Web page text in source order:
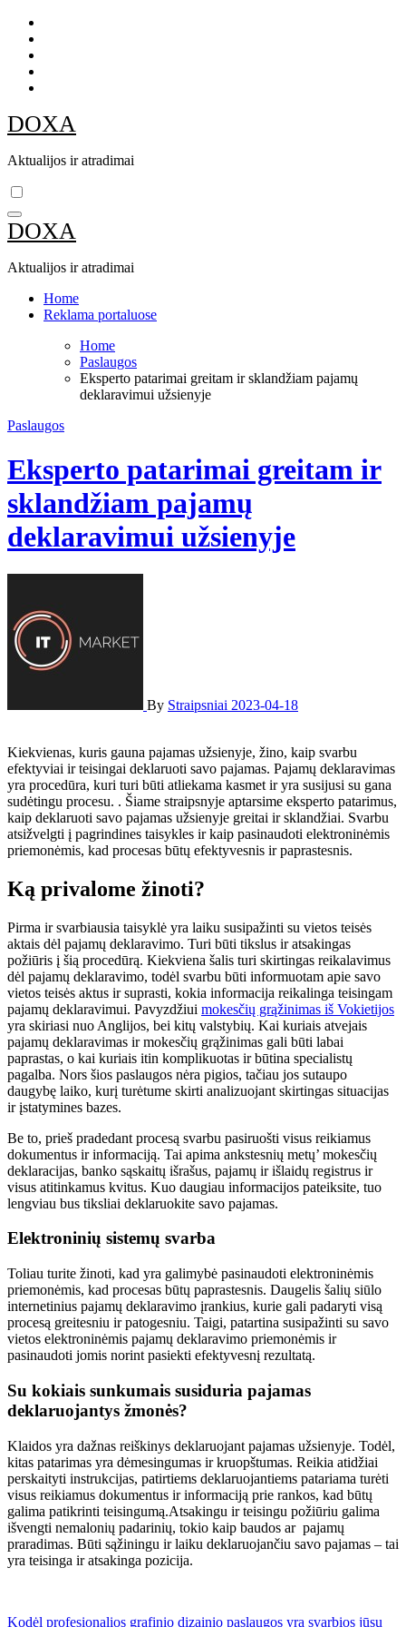
Skip
content
DOXA
Aktualijos ir atradimai
DOXA
Aktualijos ir atradimai
Home
Reklama portaluose
Home
Paslaugos
Eksperto patarimai greitam ir sklandžiam pajamų
deklaravimui užsienyje
Paslaugos
Eksperto patarimai greitam ir
sklandžiam pajamų
deklaravimui užsienyje
By Straipsniai 2023-04-18
Kiekvienas, kuris gauna pajamas užsienyje, žino, kaip svarbu
efektyviai ir teisingai deklaruoti savo pajamas. Pajamų deklaravimas
yra procedūra, kuri turi būti atliekama kasmet ir yra susijusi su gana
sudėtingu procesu. . Šiame straipsnyje aptarsime eksperto patarimus,
kaip deklaruoti savo pajamas užsienyje greitai ir sklandžiai. Svarbu
atsižvelgti į pagrindines taisykles ir kaip pasinaudoti elektroninėmis
priemonėmis, kad procesas būtų efektyvesnis ir paprastesnis.
Ką privalome žinoti?
Pirma ir svarbiausia taisyklė yra laiku susipažinti su vietos teisės
aktais dėl pajamų deklaravimo. Turi būti tikslus ir atsakingas
požiūris į šią procedūrą. Kiekviena šalis turi skirtingas reikalavimus
dėl pajamų deklaravimo, todėl svarbu būti informuotam apie savo
vietos teisės aktus ir suprasti, kokia informacija reikalinga teisingam
pajamų deklaravimui. Pavyzdžiui mokesčių grąžinimas iš Vokietijos
yra skiriasi nuo Anglijos, bei kitų valstybių. Kai kuriais atvejais
pajamų deklaravimas ir mokesčių grąžinimas gali būti labai
paprastas, o kai kuriais itin komplikuotas ir būtina specialistų
pagalba. Nors šios paslaugos nėra pigios, tačiau jos sutaupo
daugybę laiko, kurį turėtume skirti analizuojant skirtingas situacijas
ir įstatymines bazes.
Be to, prieš pradedant procesą svarbu pasiruošti visus reikiamus
dokumentus ir informaciją. Tai apima ankstesnių metų’ mokesčių
deklaracijas, banko sąskaitų išrašus, pajamų ir išlaidų registrus ir
visus atitinkamus kvitus. Kuo daugiau informacijos pateiksite, tuo
lengviau bus tiksliai deklaruokite savo pajamas.
Elektroninių sistemų svarba
Toliau turite žinoti, kad yra galimybė pasinaudoti elektroninėmis
priemonėmis, kad procesas būtų paprastesnis. Daugelis šalių siūlo
internetinius pajamų deklaravimo įrankius, kurie gali padaryti visą
procesą greitesniu ir patogesniu. Taigi, patartina susipažinti su savo
vietos elektroninėmis pajamų deklaravimo priemonėmis ir
pasinaudoti jomis norint pasiekti efektyvesnį rezultatą.
Su kokiais sunkumais susiduria pajamas
deklaruojantys žmonės?
Klaidos yra dažnas reiškinys deklaruojant pajamas užsienyje. Todėl,
kitas patarimas yra dėmesingumas ir kruopštumas. Reikia atidžiai
perskaityti instrukcijas, patirtiems deklaruojantiems patariama turėti
visus reikiamus dokumentus ir informaciją prie rankos, kad būtų
galima patikrinti teisingumą.Atsakingu ir teisingu požiūriu galima
išvengti nemalonių padarinių, tokio kaip baudos ar pajamų
praradimas. Būti sąžiningu ir laiku deklaruojančiu savo pajamas – tai
yra teisinga ir atsakinga pozicija.
Kodėl profesionalios grafinio dizainio paslaugos yra svarbios jūsų